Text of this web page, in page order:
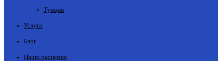
Турция
Услуги
Блог
Наши расценки